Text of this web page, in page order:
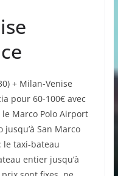
+ Milan-Venise
pour 60-100€ avec
Marco Polo Airport
San Marco
le taxi-bateau
entier jusqu’à